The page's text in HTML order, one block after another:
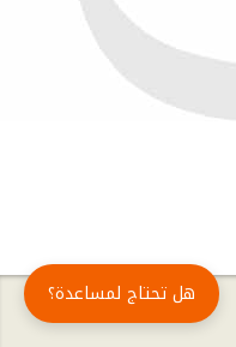
هل تحتاج لمساعدة؟